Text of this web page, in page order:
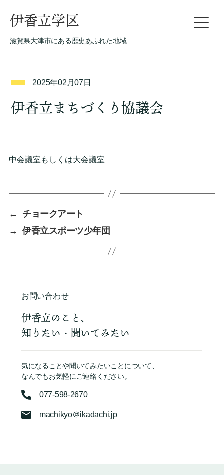
伊香立学区
滋賀県大津市にある歴史あふれた地域
2025年02月07日
伊香立まちづくり協議会
中会議室もしくは大会議室
←
チョークアート
→
伊香立スポーツ少年団
お問い合わせ
伊香立のこと、
知りたい・聞いてみたい
気になることや聞いてみたいことについて、
なんでもお気軽にご連絡ください。
077-598-2670
machikyo＠ikadachi.jp